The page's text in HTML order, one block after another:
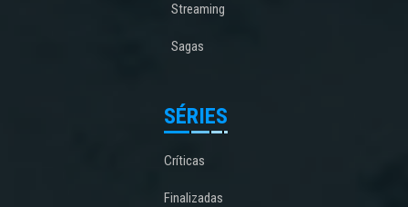
Streaming
Sagas
SÉRIES
Críticas
Finalizadas